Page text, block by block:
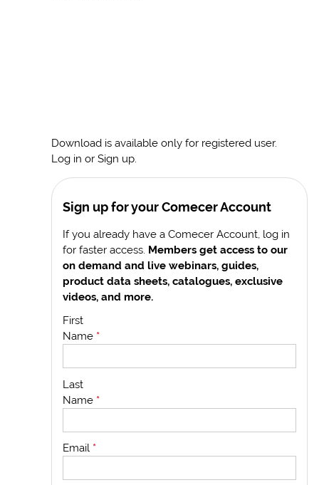
Download is available only for registered user.
Log in or Sign up.
Sign up for your Comecer Account
If you already have a Comecer Account, log in
for faster access. Members get access to our
on demand and live webinars, guides,
product data sheets, catalogues, exclusive
videos, and more.
First
Name *
Last
Name *
Email *